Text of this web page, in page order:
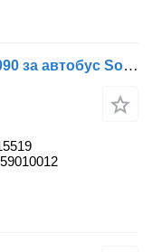
EBS модулатор WABCO 4801040090 за автобус Solaris Urbino, Alpino, Vacanza (1999-)